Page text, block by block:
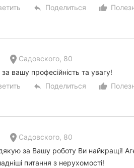
reply Поделиться
Садовского, 80
вашу професійність та увагу!
reply Поделиться
Садовского, 80
за Вашу роботу Ви найкращі!
питання з нерухомості!